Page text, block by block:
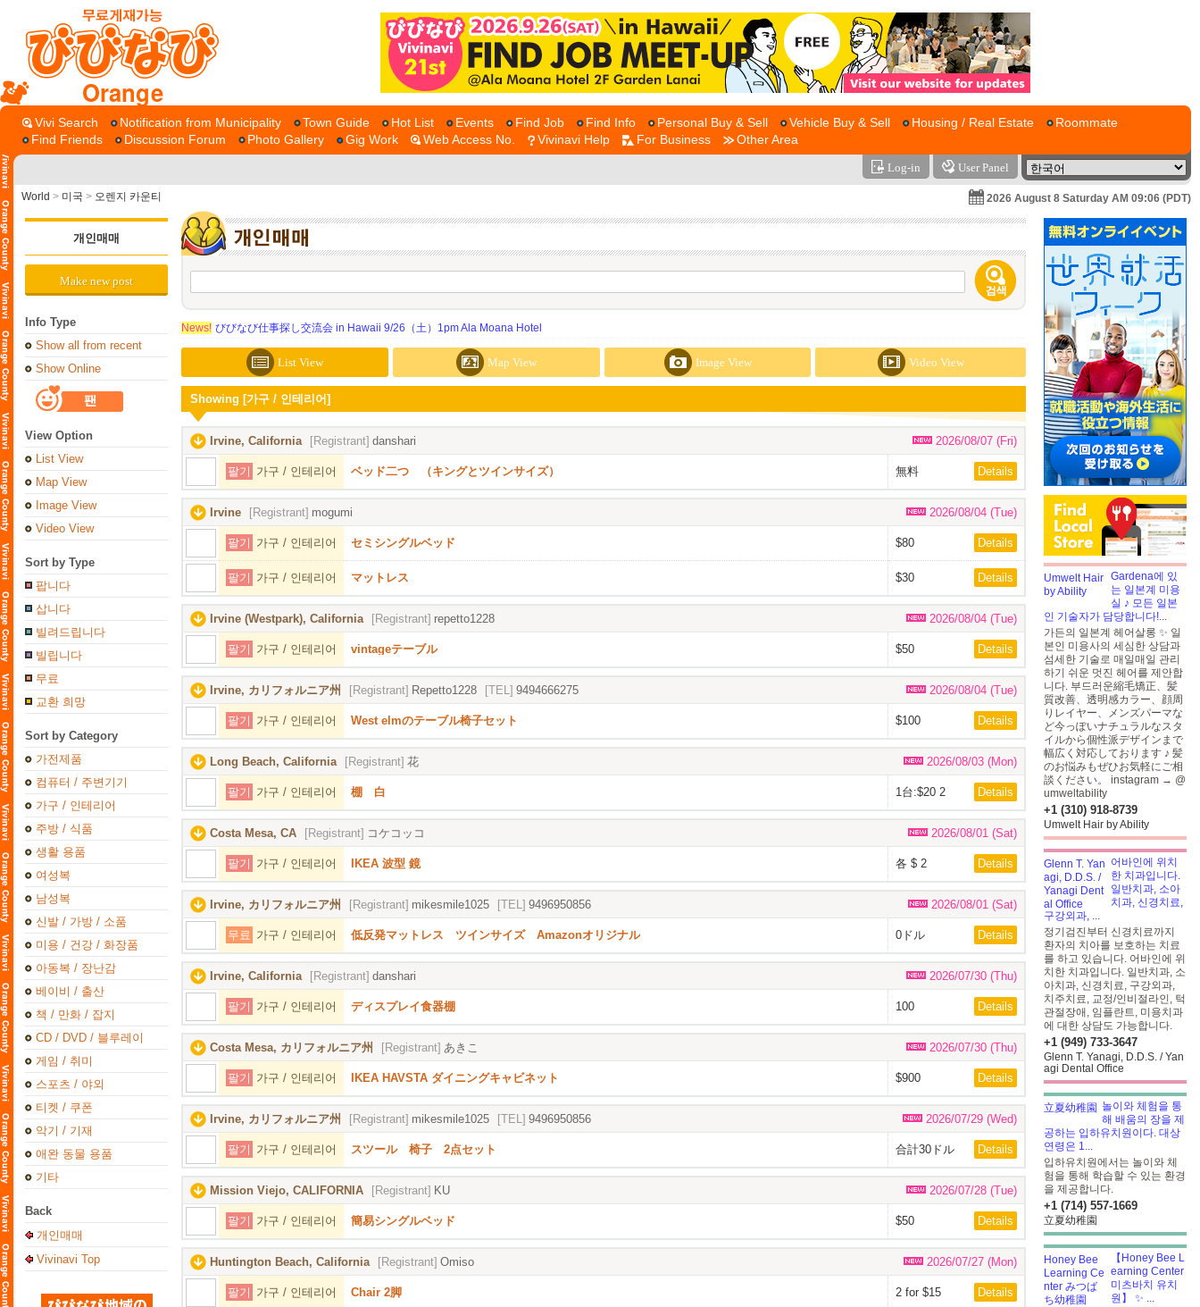
Orange
Vivi Search Notification from Municipality Town Guide Hot List Events Find Job Find Info Personal Buy & Sell Vehicle Buy & Sell Housing / Real Estate
Roommate
Find Friends
Discussion Forum Photo Gallery Gig Work Web Access No. Vivinavi Help For Business Other Area
Log-in User Panel
World > 미국 > 오렌지 카운티 2026 August 8 Saturday AM 09:06 (PDT)
개인매매
Make new post
Info Type
Show all from recent
Show Online
View Option
List View
Map View
Image View
Video View
Sort by Type
팝니다
삽니다
빌려드립니다
빌립니다
무료
교환 희망
Sort by Category
가전제품
컴퓨터 / 주변기기
가구 / 인테리어
주방 / 식품
생활 용품
여성복
남성복
신발 / 가방 / 소품
미용 / 건강 / 화장품
아동복 / 장난감
베이비 / 출산
책 / 만화 / 잡지
CD / DVD / 블루레이
게임 / 취미
스포츠 / 야외
티켓 / 쿠폰
악기 / 기재
애완 동물 용품
기타
Back
개인매매
Vivinavi Top
News! びびなび仕事探し交流会 in Hawaii 9/26（土）1pm Ala Moana Hotel
List View Map View Image View Video View
Showing [가구 / 인테리어]
Irvine, California [Registrant] danshari 2026/08/07 (Fri)
팔기 가구 / 인테리어 ベッド二つ （キングとツインサイズ） 無料 Details
Irvine [Registrant] mogumi 2026/08/04 (Tue)
팔기 가구 / 인테리어 セミシングルベッド $80 Details
팔기 가구 / 인테리어 マットレス $30 Details
Irvine (Westpark), California [Registrant] repetto1228 2026/08/04 (Tue)
팔기 가구 / 인테리어 vintageテーブル $50 Details
Irvine, カリフォルニア州 [Registrant] Repetto1228 [TEL] 9494666275 2026/08/04 (Tue)
팔기 가구 / 인테리어 West elmのテーブル椅子セット $100 Details
Long Beach, California [Registrant] 花 2026/08/03 (Mon)
팔기 가구 / 인테리어 棚 白
1台:$20 2
Details
Costa Mesa, CA [Registrant] コケコッコ 2026/08/01 (Sat)
팔기 가구 / 인테리어 IKEA 波型 鏡 各 $ 2 Details
Irvine, カリフォルニア州 [Registrant] mikesmile1025 [TEL] 9496950856 2026/08/01 (Sat)
무료 가구 / 인테리어 低反発マットレス ツインサイズ Amazonオリジナル 0ドル Details
Irvine, California [Registrant] danshari 2026/07/30 (Thu)
팔기 가구 / 인테리어 ディスプレイ食器棚 100 Details
Costa Mesa, カリフォルニア州 [Registrant] あきこ 2026/07/30 (Thu)
팔기 가구 / 인테리어 IKEA HAVSTA ダイニングキャビネット $900 Details
Irvine, カリフォルニア州 [Registrant] mikesmile1025 [TEL] 9496950856 2026/07/29 (Wed)
팔기 가구 / 인테리어 スツール 椅子 2点セット 合計30ドル Details
Mission Viejo, CALIFORNIA [Registrant] KU 2026/07/28 (Tue)
팔기 가구 / 인테리어 簡易シングルベッド $50 Details
Huntington Beach, California [Registrant] Omiso 2026/07/27 (Mon)
팔기 가구 / 인테리어 Chair 2脚 2 for $15 Details
Gardena에 있
는 일본계 미용
실 ♪ 모든 일본
인 기술자가 담당합니다!...
가든의 일본계 헤어살롱 ✨ 일
본인 미용사의 세심한 상담과
섬세한 기술로 매일매일 관리
하기 쉬운 멋진 헤어를 제안합
니다. 부드러운縮毛矯正、髪
質改善、透明感カラー、顔周
りレイヤー、メンズパーマな
ど今っぽいナチュラルなスタ
イルから個性派デザインまで
幅広く対応しております ♪ 髪
のお悩みもぜひお気軽にご相
談ください。 instagram → @
umweltability
+1 (310) 918-8739
Umwelt Hair by Ability
어바인에 위치
한 치과입니다.
일반치과, 소아
치과, 신경치료,
구강외과, ...
정기검진부터 신경치료까지
환자의 치아를 보호하는 치료
를 하고 있습니다. 어바인에 위
치한 치과입니다. 일반치과, 소
아치과, 신경치료, 구강외과,
치주치료, 교정/인비절라인, 턱
관절장애, 임플란트, 미용치과
에 대한 상담도 가능합니다.
+1 (949) 733-3647
Glenn T. Yanagi, D.D.S. / Yan
agi Dental Office
놀이와 체험을 통
해 배움의 장을 제
공하는 입하유치원이다. 대상
연령은 1...
입하유치원에서는 놀이와 체
험을 통해 학습할 수 있는 환경
을 제공합니다.
+1 (714) 557-1669
立夏幼稚園
【Honey Bee L
earning Center
미츠바치 유치
원】 ✨ ️...